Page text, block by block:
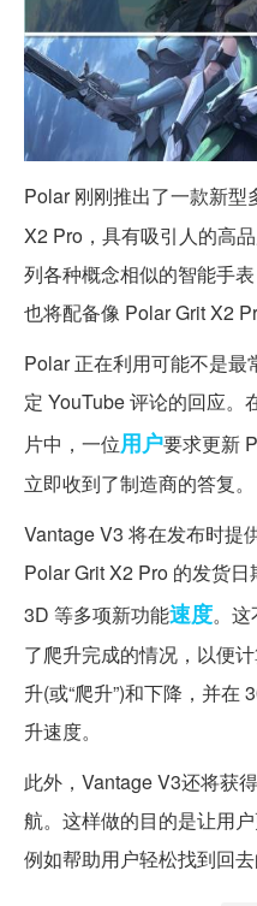
Polar 刚刚推出了一款新型
X2 Pro，具有吸引人的高
列各种概念相似的智能手
也将配备像 Polar Grit X2
Polar 正在利用可能不是
定 YouTube 评论的回应。
片中，一位用户要求更新
立即收到了制造商的答复。
Vantage V3 将在发布时提
Polar Grit X2 Pro 的发货
3D 等多项新功能速度。
了爬升完成的情况，以便
升(或“爬升”)和下降，并在
升速度。
此外，Vantage V3还将获
航。这样做的目的是让用
例如帮助用户轻松找到回去